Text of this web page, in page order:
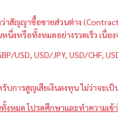
สัญญาซื้อขายส่วนต่าง
งหรือทั้งหมดอย่างรวดเร็ว เ
USD, USD/JPY, USD/
การสูญเสียเงินลงทุน ไม่ว่าจะ
หมด โปรดศึกษาและทำความเข้